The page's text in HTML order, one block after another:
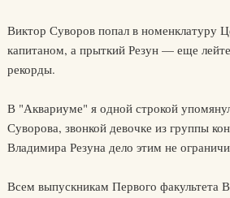
Виктор Суворов попал в номенклатуру
капитаном, а прыткий Резун — еще
рекорды.
В "Аквариуме" я одной строкой
Суворова, звонкой девочке из группы
Владимира Резуна дело этим не
Всем выпускникам Первого факультета